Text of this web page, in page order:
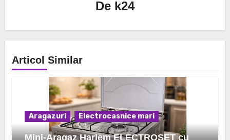
De k24
Articol Similar
Aragazuri Electrocasnice mari
Mini-Aragaz Harlem ELECTROSET cu